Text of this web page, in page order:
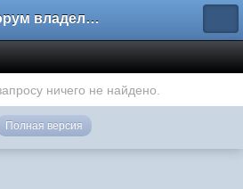
Форум владельцев интернет-магазинов
ничего не найдено.
Полная версия